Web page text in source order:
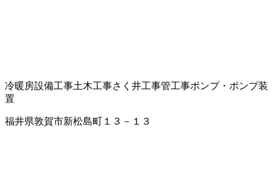
冷暖房設備工事土木工事さく井工事管工事ポンプ・ポンプ装
置
福井県敦賀市新松島町１３－１３